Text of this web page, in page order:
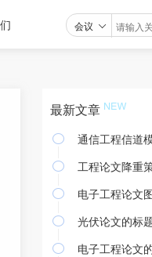
会议 
最新文章
 通信工程信道模
 工程论文降重策
 电子工程论文图表
 光伏论文的标题
 电子工程论文的